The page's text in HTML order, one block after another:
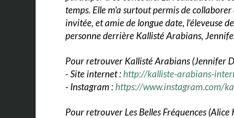
temps. Elle m'a surtout permis de
invitée, et amie de longue date, l'éleveuse
personne derrière Kallisté Arabians,
Pour retrouver Kallisté Arabians (Jennifer
- Site internet : http://kalliste-arabians-
- Instagram : https://www.instagram.com/
Pour retrouver Les Belles Fréquences (Alice